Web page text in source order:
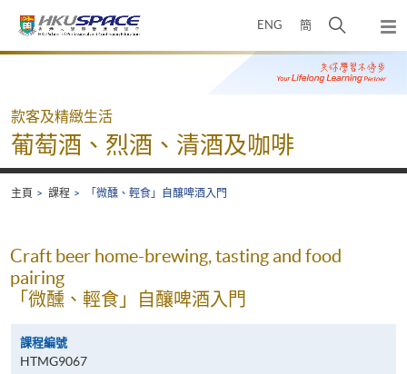
ENG 簡
開
搜
尋
彈
出
主
Main
款客及精緻生活
葡萄酒、烈酒、清酒及咖啡
主頁 課程 「微醺、輕食」自釀啤酒入門
Craft beer home-brewing, tasting and food
pairing
「微醺、輕食」自釀啤酒入門
課程編號
HTMG9067